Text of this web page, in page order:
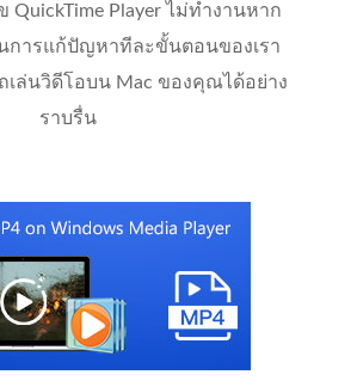
QuickTime Player ไม่ทำงานหาก
ารแก้ปัญหาทีละขั้นตอนของเรา
ล่นวิดีโอบน Mac ของคุณได้อย่าง
ราบรื่น